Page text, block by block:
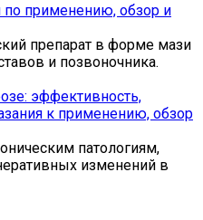
по применению, обзор и
препарат в форме мази
и позвоночника.
эффективность,
к применению, обзор
патологиям,
изменений в